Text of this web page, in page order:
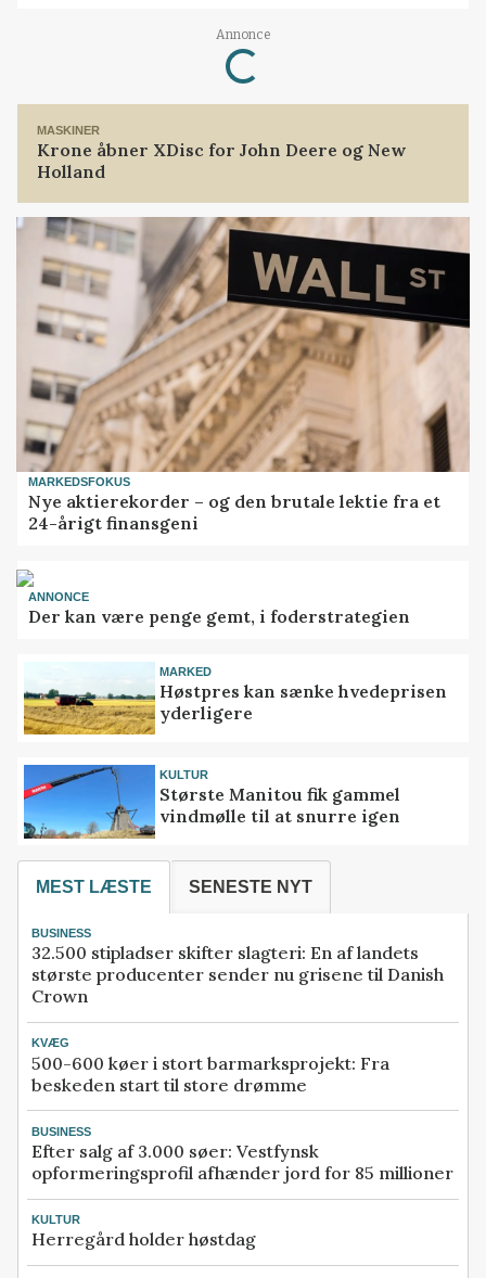
Annonce
Loading...
MASKINER
Krone åbner XDisc for John Deere og New
Holland
MARKEDSFOKUS
Nye aktierekorder – og den brutale lektie fra et
24-årigt finansgeni
ANNONCE
Der kan være penge gemt, i foderstrategien
MARKED
Høstpres kan sænke hvedeprisen
yderligere
KULTUR
Største Manitou fik gammel
vindmølle til at snurre igen
MEST LÆSTE SENESTE NYT
BUSINESS
32.500 stipladser skifter slagteri: En af landets
største producenter sender nu grisene til Danish
Crown
KVÆG
500-600 køer i stort barmarksprojekt: Fra
beskeden start til store drømme
BUSINESS
Efter salg af 3.000 søer: Vestfynsk
opformeringsprofil afhænder jord for 85 millioner
KULTUR
Herregård holder høstdag